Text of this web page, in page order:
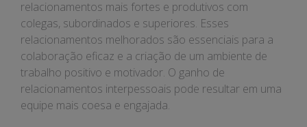
relacionamentos mais fortes e produtivos com
colegas, subordinados e superiores. Esses
relacionamentos melhorados são essenciais para a
colaboração eficaz e a criação de um ambiente de
trabalho positivo e motivador. O ganho de
relacionamentos interpessoais pode resultar em uma
equipe mais coesa e engajada.